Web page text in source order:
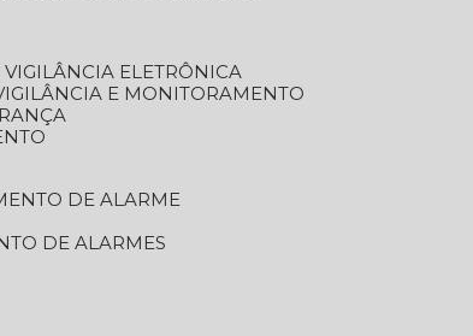
VIGILÂNCIA ELETRÔNICA
E MONITORAMENTO
DE ALARME
DE ALARMES